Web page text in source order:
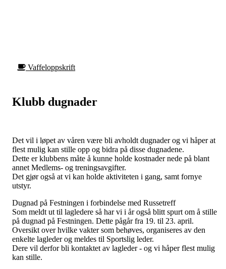
Vaffeloppskrift
Klubb dugnader
Det vil i løpet av våren være bli avholdt dugnader og vi håper at
flest mulig kan stille opp og bidra på disse dugnadene.
Dette er klubbens måte å kunne holde kostnader nede på blant
annet Medlems- og treningsavgifter.
Det gjør også at vi kan holde aktiviteten i gang, samt fornye
utstyr.
Dugnad på Festningen i forbindelse med Russetreff
Som meldt ut til lagledere så har vi i år også blitt spurt om å stille
på dugnad på Festningen. Dette pågår fra 19. til 23. april.
Oversikt over hvilke vakter som behøves, organiseres av den
enkelte lagleder og meldes til Sportslig leder.
Dere vil derfor bli kontaktet av lagleder - og vi håper flest mulig
kan stille.